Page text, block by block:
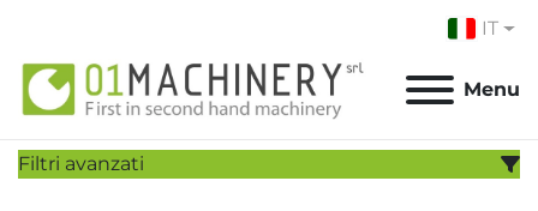
IT
Menu
Filtri avanzati